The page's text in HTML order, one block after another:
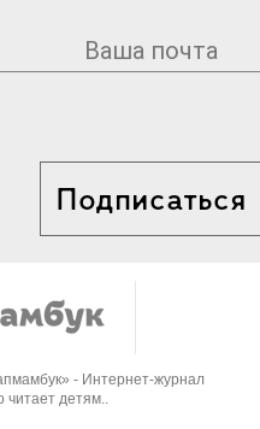
Подписаться
- Интернет-журнал
читает детям..